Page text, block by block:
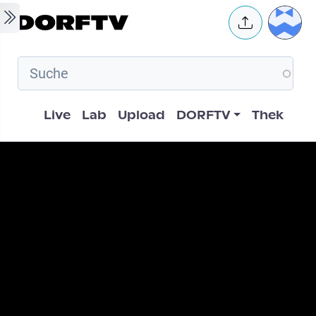
Skip to main content User
Hauptnavigation
Live Lab Upload DORFTV Thek